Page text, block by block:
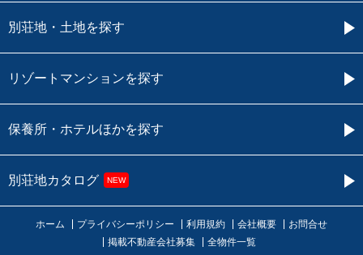
別荘地・土地を探す
リゾートマンションを探す
保養所・ホテルほかを探す
別荘地カタログ NEW
ホーム プライバシーポリシー 利用規約 会社概要
お問合せ
掲載不動産会社募集
全物件一覧